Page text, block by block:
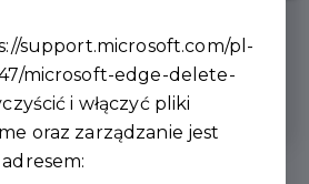
budowę, montaż altan
klasycznych i
support.microsoft.com/pl-
microsoft-edge-delete-
i włączyć pliki
oraz zarządzanie jest